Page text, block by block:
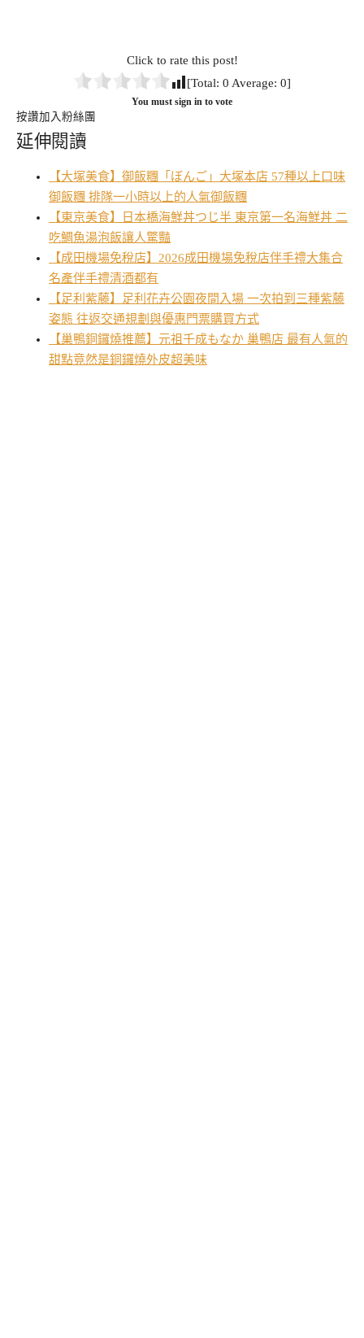
Click to rate this post!
[Total: 0 Average: 0]
You must sign in to vote
按讚加入粉絲團
延伸閱讀
【大塚美食】御飯糰「ぼんご」大塚本店 57種以上口味
御飯糰 排隊一小時以上的人氣御飯糰
【東京美食】日本橋海鮮丼つじ半 東京第一名海鮮丼 二
吃鯛魚湯泡飯讓人驚豔
【成田機場免稅店】2026成田機場免稅店伴手禮大集合
名產伴手禮清酒都有
【足利紫藤】足利花卉公園夜間入場 一次拍到三種紫藤
姿態 往返交通規劃與優惠門票購買方式
【巢鴨銅鑼燒推薦】元祖千成もなか 巢鴨店 最有人氣的
甜點竟然是銅鑼燒外皮超美味